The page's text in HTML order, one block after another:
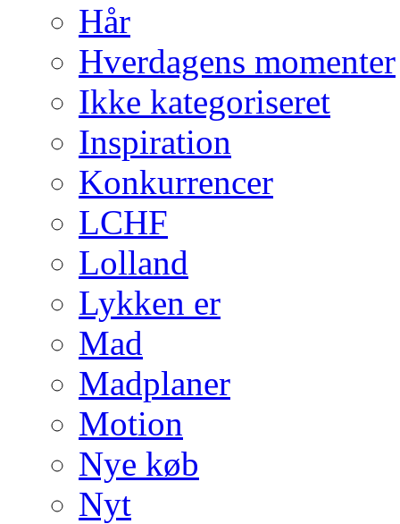
Hår
Hverdagens momenter
Ikke kategoriseret
Inspiration
Konkurrencer
LCHF
Lolland
Lykken er
Mad
Madplaner
Motion
Nye køb
Nyt